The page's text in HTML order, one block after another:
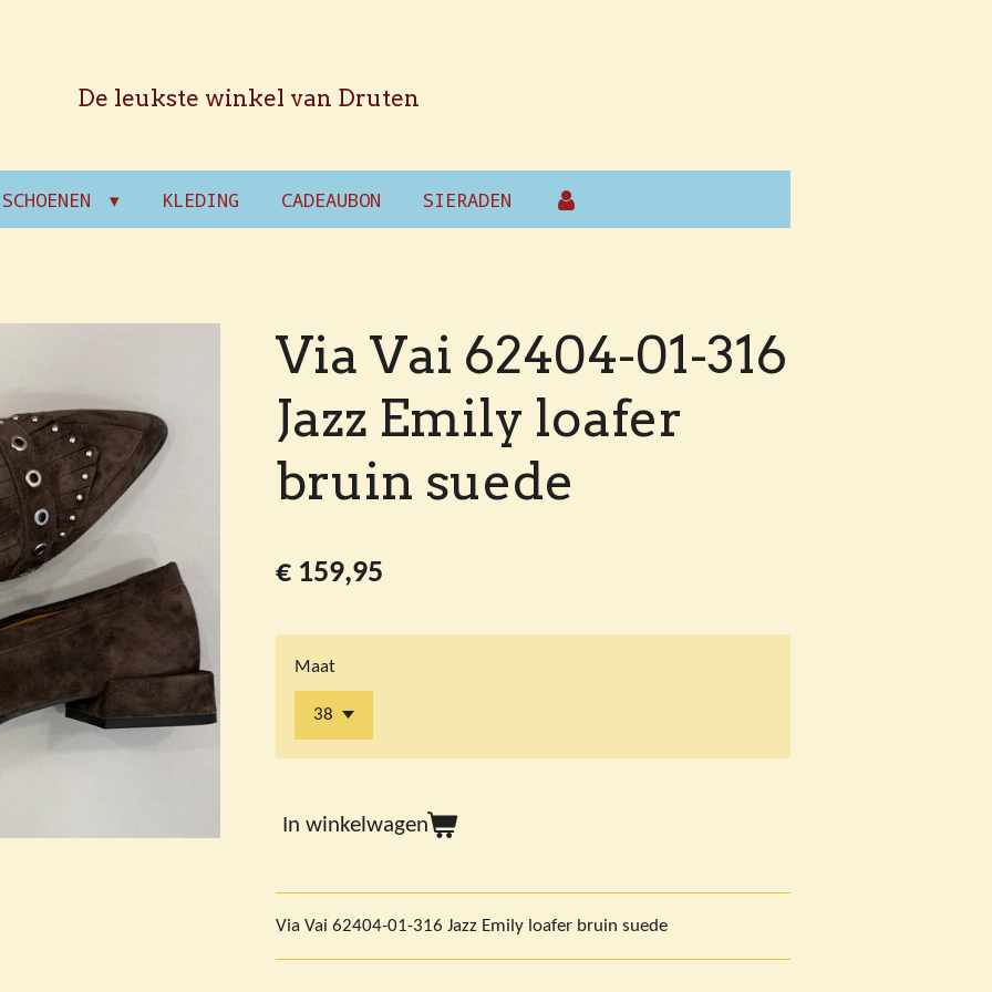
De leukste winkel van Druten
SCHOENEN KLEDING CADEAUBON SIERADEN
Via Vai 62404-01-316
Jazz Emily loafer
bruin suede
€ 159,95
Maat
In winkelwagen
Via Vai 62404-01-316 Jazz Emily loafer bruin suede